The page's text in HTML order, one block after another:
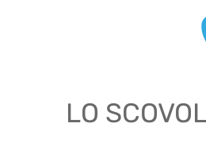
LO